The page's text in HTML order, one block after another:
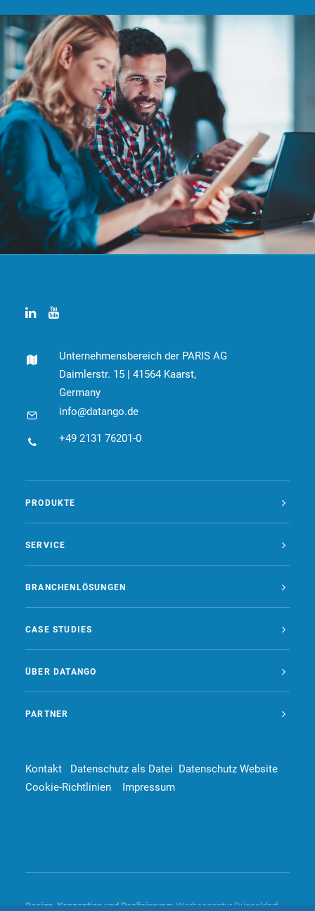
Unternehmensbereich der PARIS AG
Daimlerstr. 15 | 41564 Kaarst,
Germany
info@datango.de
+49 2131 76201-0
PRODUKTE
SERVICE
BRANCHENLÖSUNGEN
CASE STUDIES
ÜBER DATANGO
PARTNER
Kontakt Datenschutz als Datei Datenschutz Website
Cookie-Richtlinien
Impressum
Design, Konzeption und Realisierung: Werbeagentur Düsseldorf –